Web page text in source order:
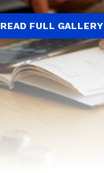
READ FULL GALLERY